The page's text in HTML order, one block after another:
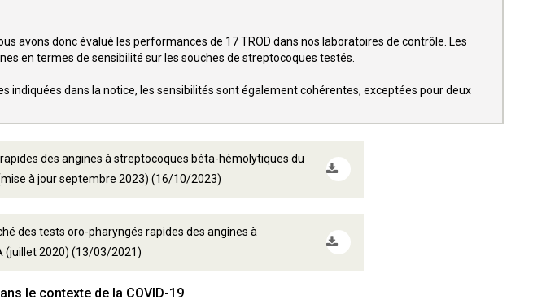
avons donc évalué les performances de 17 TROD dans nos laboratoires de contrôle. Les
en termes de sensibilité sur les souches de streptocoques testés.
indiquées dans la notice, les sensibilités sont également cohérentes, exceptées pour deux
des angines à streptocoques béta-hémolytiques du
à jour septembre 2023) (16/10/2023)
des tests oro-pharyngés rapides des angines à
(juillet 2020) (13/03/2021)
le contexte de la COVID-19